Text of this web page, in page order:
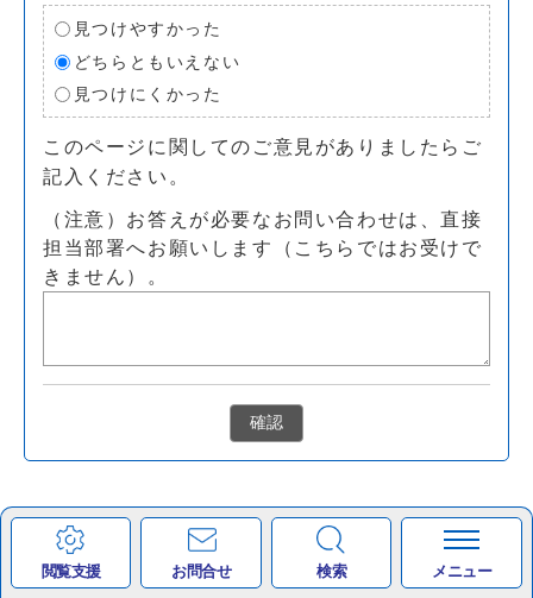
閲覧支援 お問合せ 検索 メニュー
見つけやすかった
どちらともいえない
見つけにくかった
このページに関してのご意見がありましたらご
記入ください。
（注意）お答えが必要なお問い合わせは、直接
担当部署へお願いします（こちらではお受けで
きません）。
確認
税務課住民税担当
個人町民税